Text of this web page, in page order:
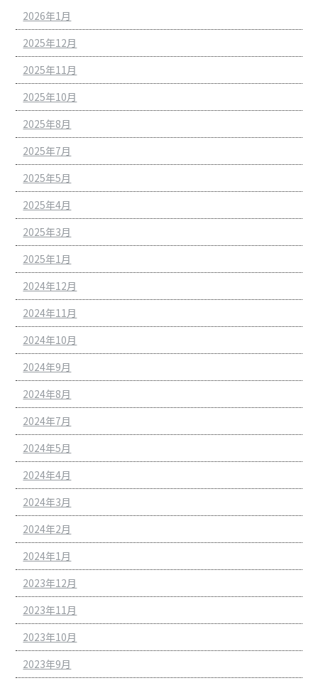
2026年1月
2025年12月
2025年11月
2025年10月
2025年8月
2025年7月
2025年5月
2025年4月
2025年3月
2025年1月
2024年12月
2024年11月
2024年10月
2024年9月
2024年8月
2024年7月
2024年5月
2024年4月
2024年3月
2024年2月
2024年1月
2023年12月
2023年11月
2023年10月
2023年9月